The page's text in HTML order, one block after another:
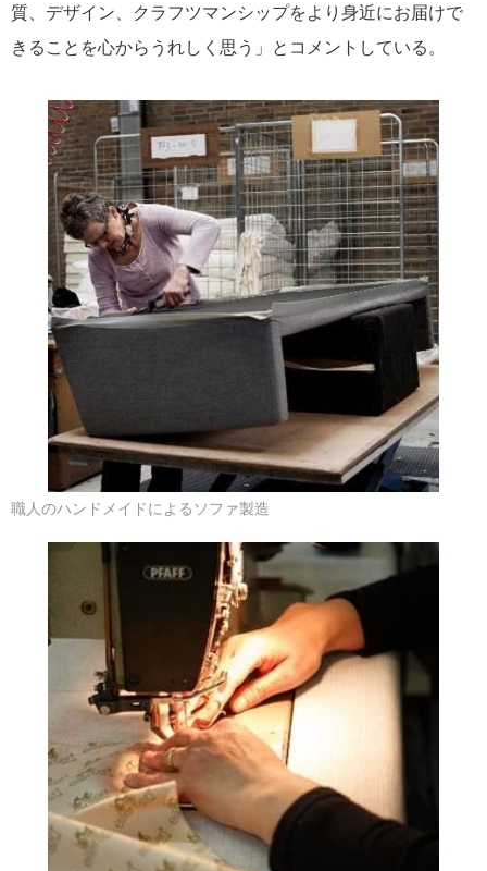
質、デザイン、クラフツマンシップをより身近にお届けで
きることを心からうれしく思う」とコメントしている。
職人のハンドメイドによるソファ製造